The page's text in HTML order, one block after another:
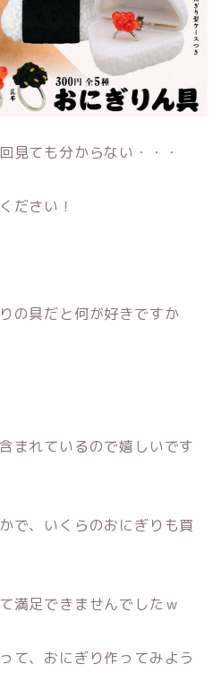
見ても分からない・・・
ださい！
の具だと何が好きですか
まれているので嬉しいです
で、いくらのおにぎりも買
満足できませんでしたｗ
て、おにぎり作ってみよう